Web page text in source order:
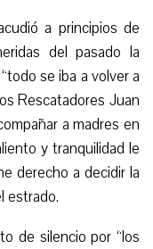
a principios de
del pasado la
se iba a volver a
Rescatadores Juan
a madres en
y tranquilidad le
derecho a decidir la
estrado.
de silencio por “los